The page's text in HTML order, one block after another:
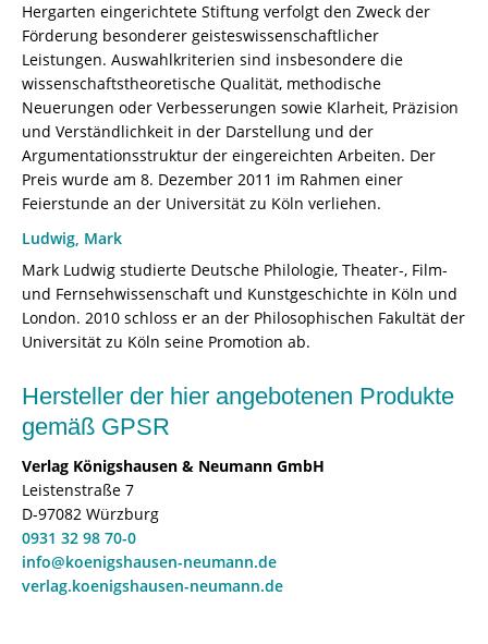
Hergarten eingerichtete Stiftung verfolgt den Zweck der
Förderung besonderer geisteswissenschaftlicher
Leistungen. Auswahlkriterien sind insbesondere die
wissenschaftstheoretische Qualität, methodische
Neuerungen oder Verbesserungen sowie Klarheit, Präzision
und Verständlichkeit in der Darstellung und der
Argumentationsstruktur der eingereichten Arbeiten. Der
Preis wurde am 8. Dezember 2011 im Rahmen einer
Feierstunde an der Universität zu Köln verliehen.
Ludwig, Mark
Mark Ludwig studierte Deutsche Philologie, Theater-, Film-
und Fernsehwissenschaft und Kunstgeschichte in Köln und
London. 2010 schloss er an der Philosophischen Fakultät der
Universität zu Köln seine Promotion ab.
Hersteller der hier angebotenen Produkte
gemäß GPSR
Verlag Königshausen & Neumann GmbH
Leistenstraße 7
D-97082 Würzburg
0931 32 98 70-0
info@koenigshausen-neumann.de
verlag.koenigshausen-neumann.de